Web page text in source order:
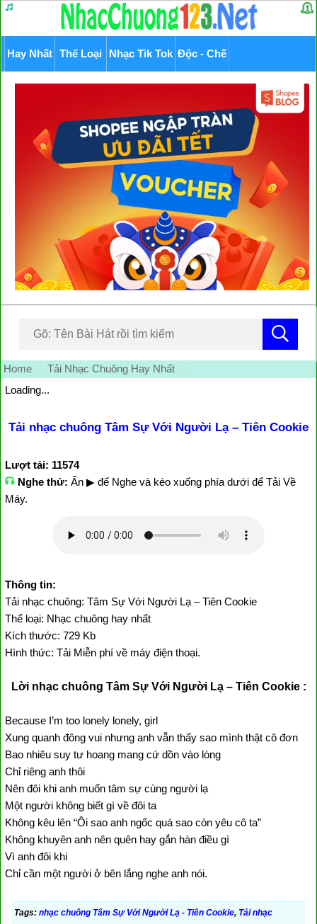
Hay Nhất Thể Loại Nhạc Tik Tok Độc - Chế
Home
Tải Nhạc Chuông Hay Nhất
Loading...
Tải nhạc chuông Tâm Sự Với Người Lạ – Tiên Cookie
Lượt tải: 11574
Nghe thử: Ấn ▶ để Nghe và kéo xuống phía dưới để Tải Về
Máy.
Thông tin:
Tải nhạc chuông: Tâm Sự Với Người Lạ – Tiên Cookie
Thể loại: Nhạc chuông hay nhất
Kích thước: 729 Kb
Hình thức: Tải Miễn phí về máy điện thoại.
Lời nhạc chuông Tâm Sự Với Người Lạ – Tiên Cookie :
Because I’m too lonely lonely, girl
Xung quanh đông vui nhưng anh vẫn thấy sao mình thật cô đơn
Bao nhiêu suy tư hoang mang cứ dồn vào lòng
Chỉ riêng anh thôi
Nên đôi khi anh muốn tâm sự cùng người lạ
Một người không biết gì về đôi ta
Không kêu lên “Ôi sao anh ngốc quá sao còn yêu cô ta”
Không khuyên anh nên quên hay gắn hàn điều gì
Vì anh đôi khi
Chỉ cần một người ở bên lắng nghe anh nói.
Tags: nhạc chuông Tâm Sự Với Người Lạ - Tiên Cookie, Tải nhạc